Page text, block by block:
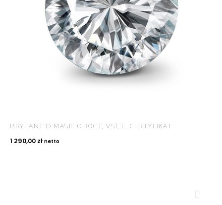
BRYLANT O MASIE 0.30CT, VS1, E, CERTYFIKAT
1 290,00 zł netto